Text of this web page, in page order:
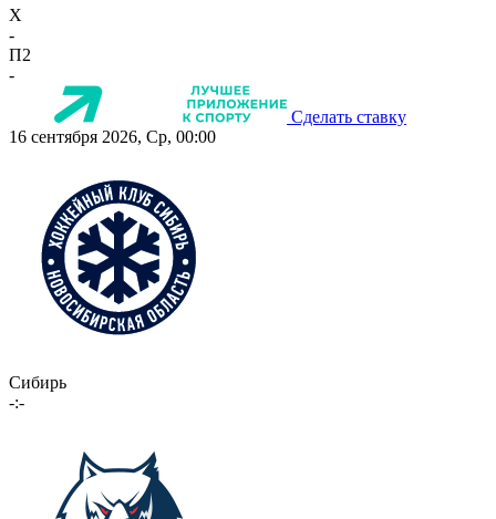
X
-
П2
-
Сделать ставку
16 сентября 2026, Ср, 00:00
Сибирь
-:-